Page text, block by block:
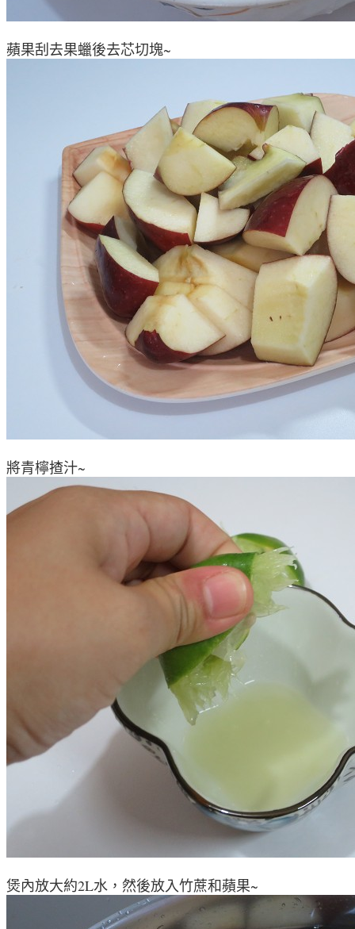
蘋果刮去果蠟後去芯切塊~
將青檸揸汁~
煲內放大約2L水，然後放入竹蔗和蘋果~